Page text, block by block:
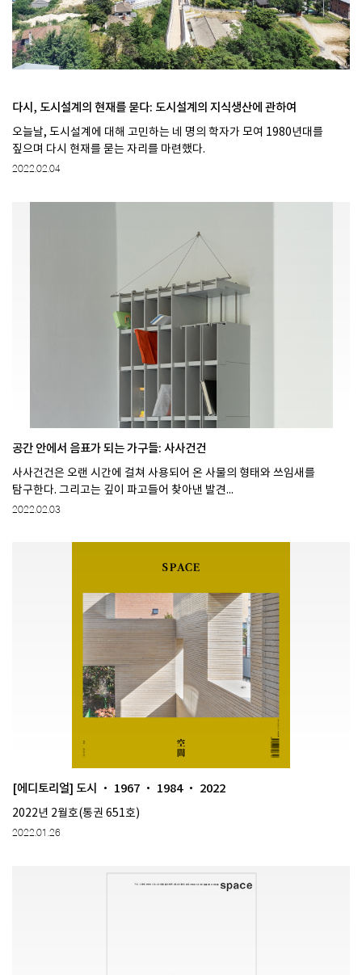
다시, 도시설계의 현재를 묻다: 도시설계의 지식생산에 관하여
오늘날, 도시설계에 대해 고민하는 네 명의 학자가 모여 1980년대를
짚으며 다시 현재를 묻는 자리를 마련했다.
2022.02.04
공간 안에서 음표가 되는 가구들: 사사건건
사사건건은 오랜 시간에 걸쳐 사용되어 온 사물의 형태와 쓰임새를
탐구한다. 그리고는 깊이 파고들어 찾아낸 발견...
2022.02.03
[에디토리얼] 도시 · 1967 · 1984 · 2022
2022년 2월호(통권 651호)
2022.01.26